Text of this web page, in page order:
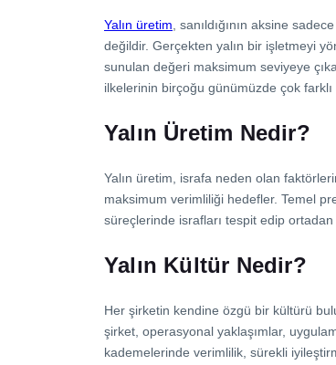
Yalın üretim , sanıldığının aksine
değildir. Gerçekten yalın bir işletmeyi
sunulan değeri maksimum seviyeye
ilkelerinin birçoğu günümüzde çok
Yalın Üretim Nedir?
Yalın üretim, israfa neden olan
maksimum verimliliği hedefler. Temel
süreçlerinde israfları tespit edip
Yalın Kültür Nedir?
Her şirketin kendine özgü bir kültürü
şirket, operasyonal yaklaşımlar,
kademelerinde verimlilik, sürekli